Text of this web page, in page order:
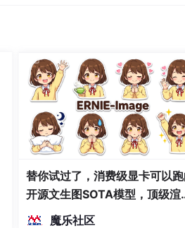
替你试过了，消费级显卡可以
开源文生图SOTA模型，顶级渲
染、高密度文本绘图
魔乐社区